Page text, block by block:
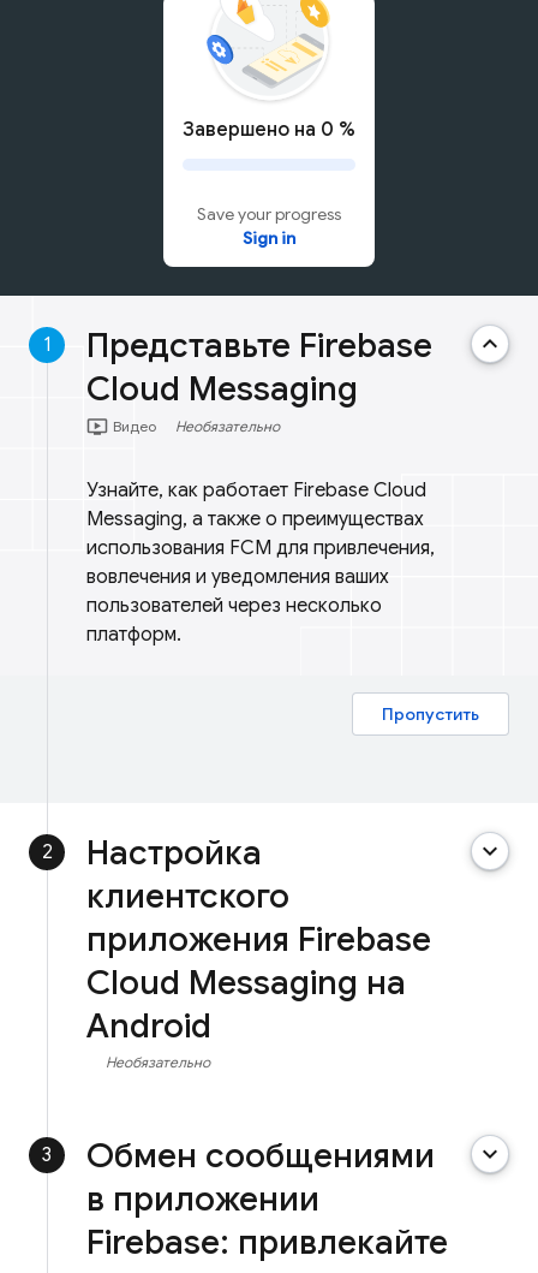
Завершено на 0 %
Save your progress
Sign in
1
Представьте Firebase
Cloud Messaging
keyboard_arrow_up
ondemand_video Видео Необязательно
Узнайте, как работает Firebase Cloud
Messaging, а также о преимуществах
использования FCM для привлечения,
вовлечения и уведомления ваших
пользователей через несколько
платформ.
Пропустить
2
Настройка
клиентского
приложения Firebase
Cloud Messaging на
Android
keyboard_arrow_down
Необязательно
3
Обмен сообщениями
в приложении
Firebase: привлекайте
keyboard_arrow_down